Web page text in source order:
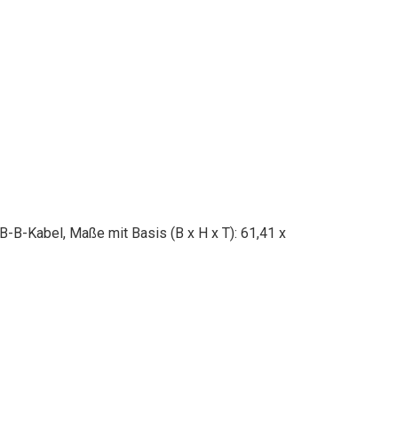
B-Kabel, Maße mit Basis (B x H x T): 61,41 x